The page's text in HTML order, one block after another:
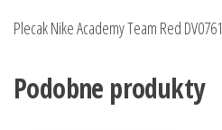
Plecak Nike Academy Team Red
Podobne produkty